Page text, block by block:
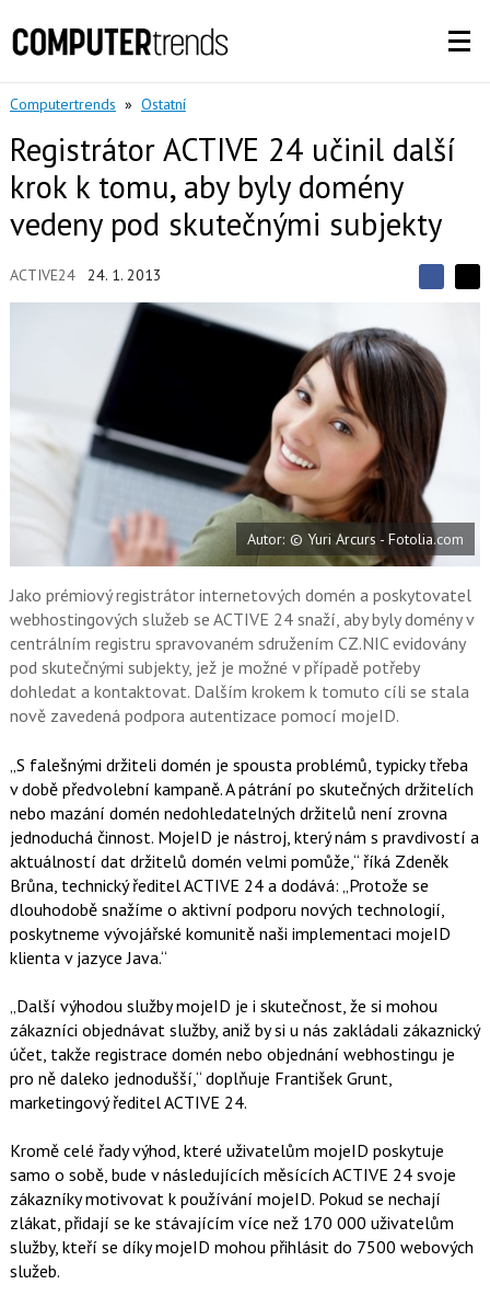
Computertrends » Ostatní
Registrátor ACTIVE 24 učinil další
krok k tomu, aby byly domény
vedeny pod skutečnými subjekty
ACTIVE24 24. 1. 2013
S
í
l
e
S
e
j
t
e
F
a
b
o
o
k
X
Autor: © Yuri Arcurs - Fotolia.com
Jako prémiový registrátor internetových domén a poskytovatel
webhostingových služeb se ACTIVE 24 snaží, aby byly domény v
centrálním registru spravovaném sdružením CZ.NIC evidovány
pod skutečnými subjekty, jež je možné v případě potřeby
dohledat a kontaktovat. Dalším krokem k tomuto cíli se stala
nově zavedená podpora autentizace pomocí mojeID.
„S falešnými držiteli domén je spousta problémů, typicky třeba
v době předvolební kampaně. A pátrání po skutečných držitelích
nebo mazání domén nedohledatelných držitelů není zrovna
jednoduchá činnost. MojeID je nástroj, který nám s pravdivostí a
aktuálností dat držitelů domén velmi pomůže,“ říká Zdeněk
Brůna, technický ředitel ACTIVE 24 a dodává: „Protože se
dlouhodobě snažíme o aktivní podporu nových technologií,
poskytneme vývojářské komunitě naši implementaci mojeID
klienta v jazyce Java.“
„Další výhodou služby mojeID je i skutečnost, že si mohou
zákazníci objednávat služby, aniž by si u nás zakládali zákaznický
účet, takže registrace domén nebo objednání webhostingu je
pro ně daleko jednodušší,“ doplňuje František Grunt,
marketingový ředitel ACTIVE 24.
Kromě celé řady výhod, které uživatelům mojeID poskytuje
samo o sobě, bude v následujících měsících ACTIVE 24 svoje
zákazníky motivovat k používání mojeID. Pokud se nechají
zlákat, přidají se ke stávajícím více než 170 000 uživatelům
služby, kteří se díky mojeID mohou přihlásit do 7500 webových
služeb.